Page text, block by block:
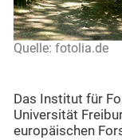
Quelle: fotolia.de
Das Institut für
Universität
europäischen